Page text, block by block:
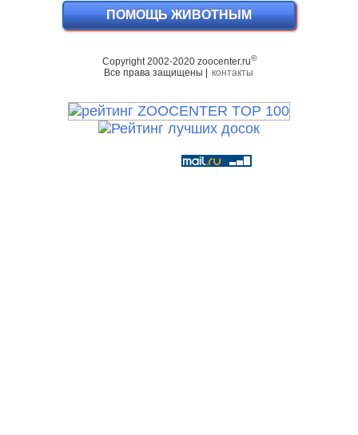
ПОМОЩЬ ЖИВОТНЫМ
Copyright 2002-2020 zoocenter.ru©
Все права защищены | контакты